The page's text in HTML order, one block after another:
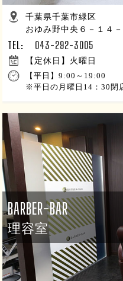
千葉県千葉市緑区
おゆみ野中央６－１４－
TEL: 043-292-3005
【定休日】火曜日
【平日】9:00～19:00
※平日の月曜日14：30閉
BARBER-BAR
理容室